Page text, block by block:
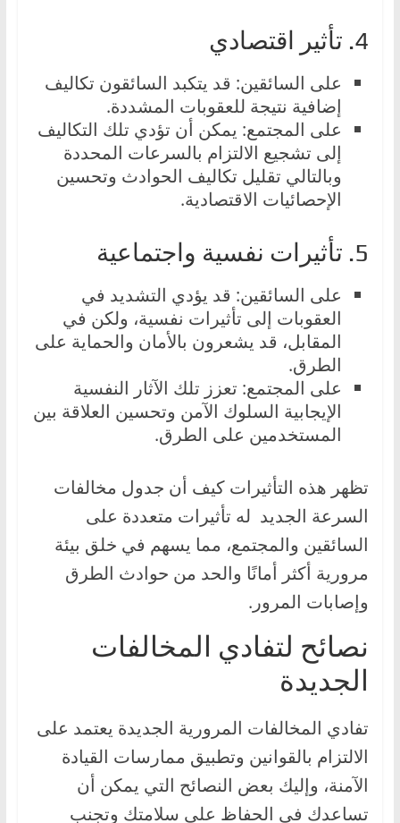
4. تأثير اقتصادي
على السائقين: قد يتكبد السائقون تكاليف
إضافية نتيجة للعقوبات المشددة.
على المجتمع: يمكن أن تؤدي تلك التكاليف
إلى تشجيع الالتزام بالسرعات المحددة
وبالتالي تقليل تكاليف الحوادث وتحسين
الإحصائيات الاقتصادية.
5. تأثيرات نفسية واجتماعية
على السائقين: قد يؤدي التشديد في
العقوبات إلى تأثيرات نفسية، ولكن في
المقابل، قد يشعرون بالأمان والحماية على
الطرق.
على المجتمع: تعزز تلك الآثار النفسية
الإيجابية السلوك الآمن وتحسين العلاقة بين
المستخدمين على الطرق.
تظهر هذه التأثيرات كيف أن جدول مخالفات
السرعة الجديد له تأثيرات متعددة على
السائقين والمجتمع، مما يسهم في خلق بيئة
مرورية أكثر أمانًا والحد من حوادث الطرق
وإصابات المرور.
نصائح لتفادي المخالفات
الجديدة
تفادي المخالفات المرورية الجديدة يعتمد على
الالتزام بالقوانين وتطبيق ممارسات القيادة
الآمنة، وإليك بعض النصائح التي يمكن أن
تساعدك في الحفاظ على سلامتك وتجنب